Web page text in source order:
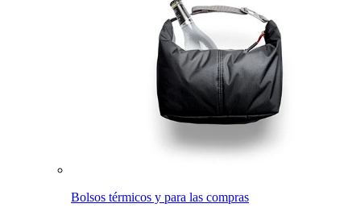
Bolsos térmicos y para las compras